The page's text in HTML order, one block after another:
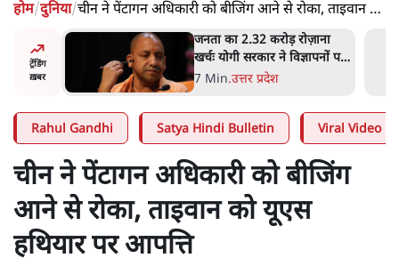
होम/दुनिया/चीन ने पेंटागन अधिकारी को बीजिंग आने से रोका, ताइवान को
यूएस हथियार पर आपत्ति
ट्रेंडिंग
ख़बर
जनता का 2.32 करोड़ रोज़ाना
खर्चः योगी सरकार ने विज्ञापनों पर
उड़ाने में मोदी 3.0 को भी पीछे
7 Min.उत्तर प्रदेश
Rahul Gandhi Satya Hindi Bulletin Viral Video
चीन ने पेंटागन अधिकारी को बीजिंग
आने से रोका, ताइवान को यूएस
हथियार पर आपत्ति